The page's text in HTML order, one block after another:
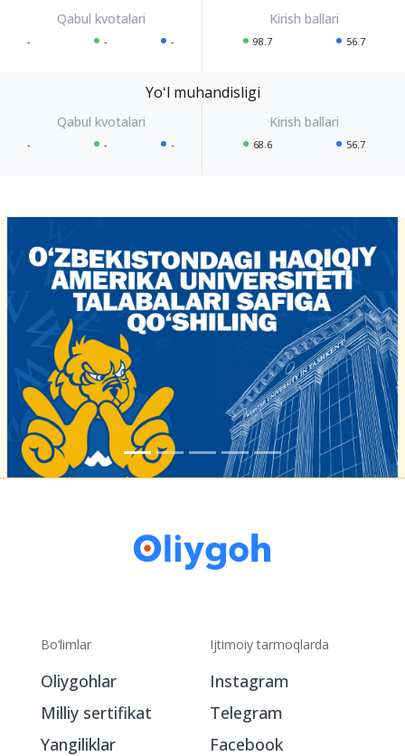
- - - 98.7 56.7
Yoʻl muhandisligi
- - - 68.6 56.7
Bo‘limlar
Oliygohlar
Milliy sertifikat
Yangiliklar
Ijtimoiy tarmoqlarda
Instagram
Telegram
Facebook